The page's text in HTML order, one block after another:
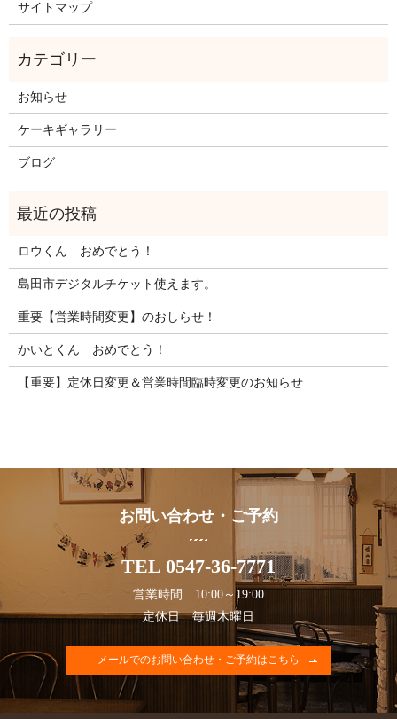
サイトマップ
お知らせ
ケーキギャラリー
ブログ
ロウくん おめでとう！
島田市デジタルチケット使えます。
重要【営業時間変更】のおしらせ！
かいとくん おめでとう！
【重要】定休日変更＆営業時間臨時変更のお知らせ
お問い合わせ・ご予約
TEL 0547-36-7771
営業時間 10:00～19:00
定休日 毎週木曜日
メールでのお問い合わせ・ご予約はこちら